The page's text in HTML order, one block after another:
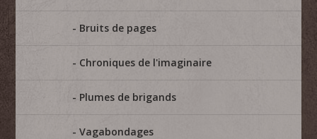
Bruits de pages
Chroniques de l'imaginaire
Plumes de brigands
Vagabondages